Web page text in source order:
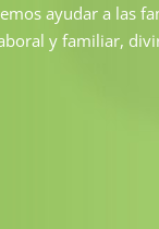
ayudar a las
y familiar,